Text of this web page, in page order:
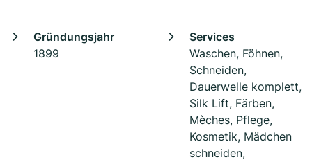
Gründungsjahr
1899
Services
Waschen, Föhnen,
Schneiden,
Dauerwelle komplett,
Silk Lift, Färben,
Mèches, Pflege,
Kosmetik, Mädchen
schneiden,